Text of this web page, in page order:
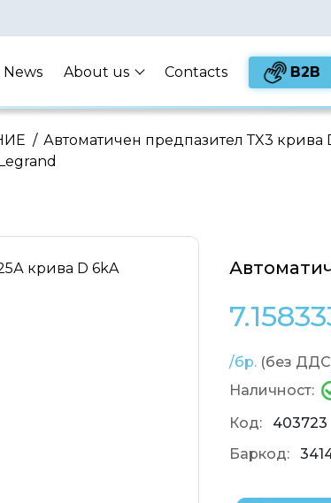
News About us Contacts B2B
/ Автоматичен предпазител ТX3 крива
/бр. (без
Наличност:
Код:
403723
Баркод: